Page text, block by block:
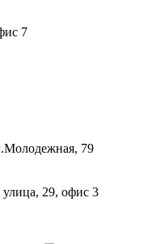
7
79
улица, 29, офис 3